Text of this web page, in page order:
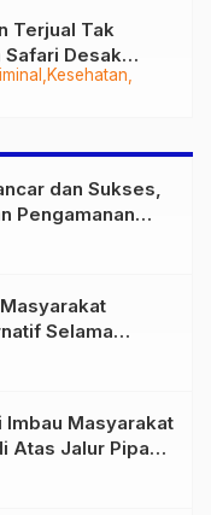
Kesehatan
Terjual Tak
Safari Desak
dan Sukses,
Pengamanan
1.848
Selama
Run
Imbau Masyarakat
Atas Jalur Pipa
Bersama